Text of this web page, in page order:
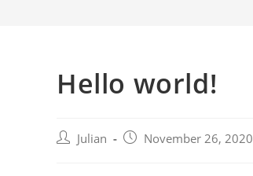
Hello world!
Beitrags-
Julian
BeitragNovember 26, 2020